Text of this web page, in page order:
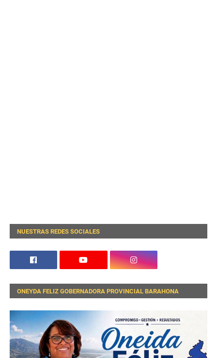
NUESTRAS REDES SOCIALES
ONEYDA FELIZ GOBERNADORA PROVINCIAL BARAHONA